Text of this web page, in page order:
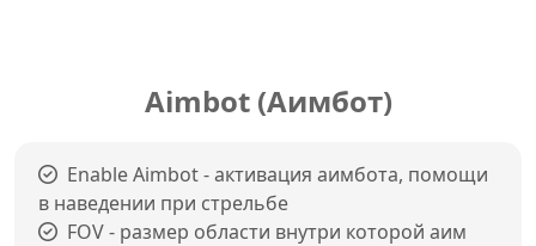
Aimbot (Аимбот)
Enable Aimbot - активация аимбота, помощи
в наведении при стрельбе
FOV - размер области внутри которой аим